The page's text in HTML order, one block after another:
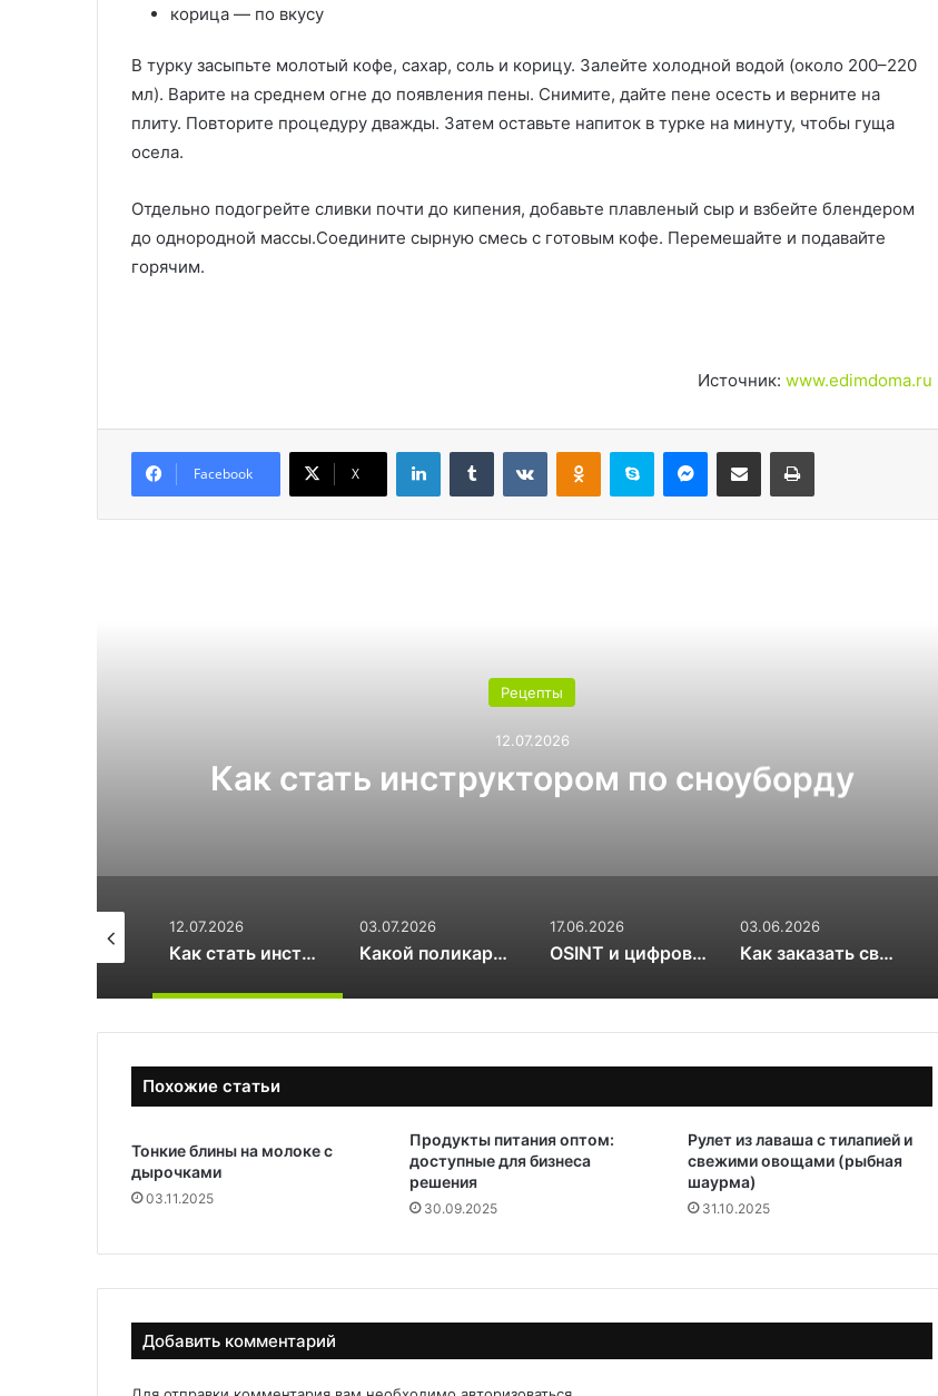
корица — по вкусу
В турку засыпьте молотый кофе, сахар, соль и корицу. Залейте холодной водой (около 200–220
мл). Варите на среднем огне до появления пены. Снимите, дайте пене осесть и верните на
плиту. Повторите процедуру дважды. Затем оставьте напиток в турке на минуту, чтобы гуща
осела.
Отдельно подогрейте сливки почти до кипения, добавьте плавленый сыр и взбейте блендером
до однородной массы.Соедините сырную смесь с готовым кофе. Перемешайте и подавайте
горячим.
Источник: www.edimdoma.ru
Facebook X
LinkedInTumblr ВконтактеОдноклассники
Skype Messenger
Поделиться через электронную почту Печатать
Какой поликарбонат выбрать для теплицы:
4 или 6 мм
Как стать инструктором по сноуборду
03.07.2026
Какой поликарбонат выбрать для теплицы: 4 или 6 мм
17.06.2026
OSINT и цифровой след RuDossier Telegram
03.06.2026
Как заказать свежие суши и роллы в Чайковском за 30 минут и почему это стоит попробовать попробовать
17.03.2026
Вяленые сливы — солнечная алхимия вкуса
Похожие статьи
Тонкие блины на молоке с
дырочками
03.11.2025
Продукты питания оптом:
доступные для бизнеса
решения
30.09.2025
Рулет из лаваша с тилапией и
свежими овощами (рыбная
шаурма)
31.10.2025
Добавить комментарий